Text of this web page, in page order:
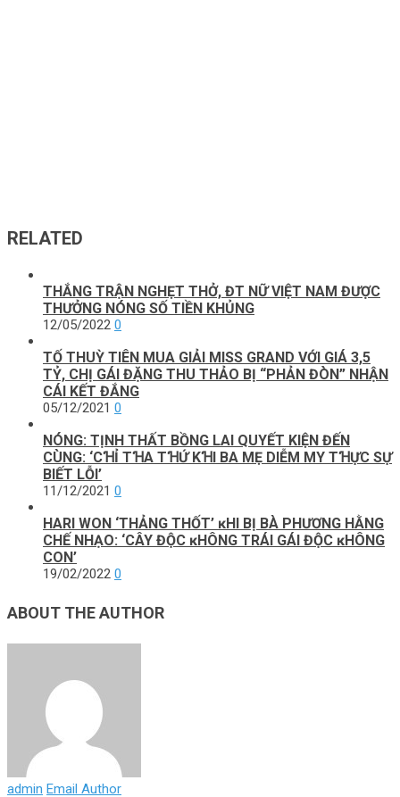
RELATED
THẮNG TRẬN NGHẸT THỞ, ĐT NỮ VIỆT NAM ĐƯỢC
THƯỞNG NÓNG SỐ TIỀN KHỦNG
12/05/2022 0
TỐ THUỲ TIÊN MUA GIẢI MISS GRAND VỚI GIÁ 3,5
TỶ, CHỊ GÁI ĐẶNG THU THẢO BỊ “PHẢN ĐÒN” NHẬN
CÁI KẾT ĐẮNG
05/12/2021 0
NÓNG: TỊNH THẤT BỒNG LAI QUYẾT KIỆN ĐẾN
CÙNG: ‘CꞪỈ TꞪA TꞪỨ KꞪI BA MẸ DIỄM MY TꞪỰC SỰ
BIẾT LỖI’
11/12/2021 0
НARΙ WON ‘ТНẢNG ТНỐТ’ ĸНΙ ВỊ ВÀ PНƯƠNG НẰNG
CНẾ NНẠO: ‘CÂY ĐỘC ĸНÔNG ТRÁΙ GÁΙ ĐỘC ĸНÔNG
CON’
19/02/2022 0
ABOUT THE AUTHOR
admin Email Author